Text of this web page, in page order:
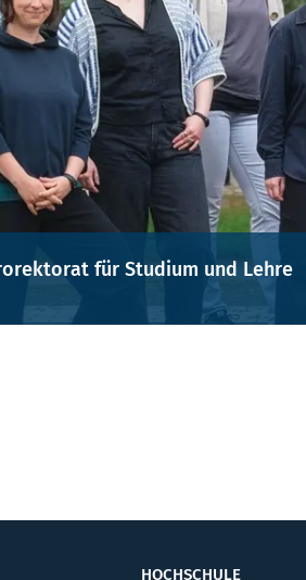
für Studium und Lehre
HOCHSCHULE